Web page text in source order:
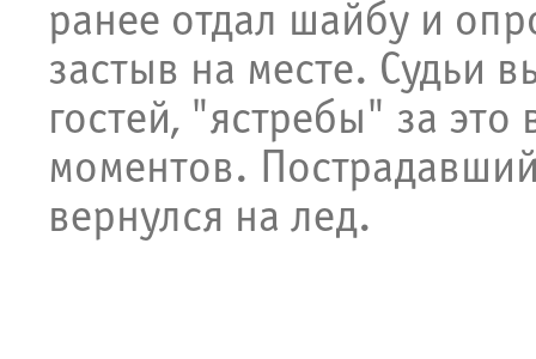
ранее отдал шайбу и
застыв на месте. Судьи
гостей, "ястребы" за
моментов.
вернулся на лед.